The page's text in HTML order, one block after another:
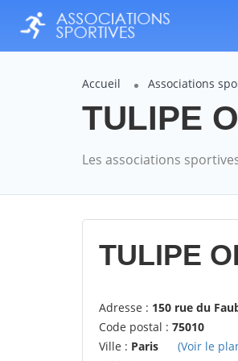
Accueil Associations
TULIPE
Les associations
TULIPE
Adresse : 150 rue du
Code postal : 75010
Ville : Paris
(Voir le